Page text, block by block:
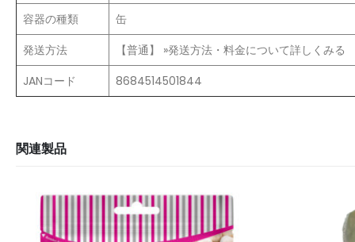
容器の種類
缶
発送方法
【普通】 »発送方法・料金について詳しくみる
JANコード
8684514501844
関連製品